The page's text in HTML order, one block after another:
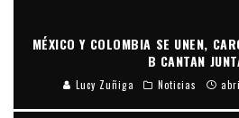
MÉXICO Y COLOMBIA SE UNEN,
B CANTAN
Lucy Zuñiga Noticias